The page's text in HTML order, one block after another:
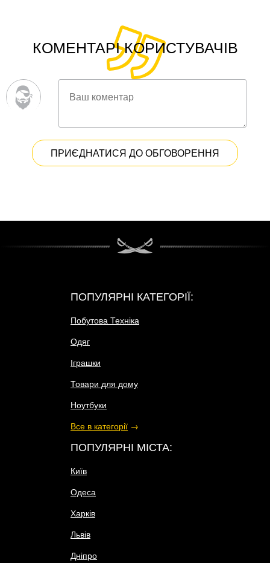
КОМЕНТАРІ КОРИСТУВАЧІВ
ПРИЄДНАТИСЯ ДО ОБГОВОРЕННЯ
ПОПУЛЯРНІ КАТЕГОРІЇ:
Побутова Техніка
Одяг
Іграшки
Товари для дому
Ноутбуки
Все в категорії →
ПОПУЛЯРНІ МІСТА:
Київ
Одеса
Харків
Львів
Дніпро